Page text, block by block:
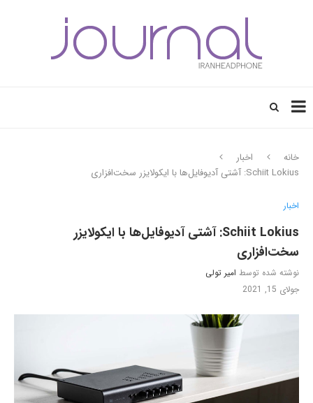
خانه
اخبار
Schiit Lokius: آشتی آدیوفایل‌ها با ایکولایزر سخت‌افزاری
اخبار
Schiit Lokius: آشتی آدیوفایل‌ها با ایکولایزر
سخت‌افزاری
نوشته شده توسط امیر تولی
جولای 15, 2021